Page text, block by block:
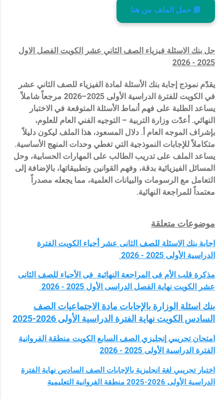
📘 حمل الملف من هنا
حل بنك الاسئلة فيزياء الصف الثاني عشر الكويت الفصل الاول
2025 - 2026
يقدّم نموذج إجابة بنك الأسئلة لمادة الفيزياء للصف الثاني عشر
في الكويت للفترة الدراسية الأولى 2025–2026 مرجعاً شاملاً
يساعد الطلبة على فهم أنماط الأسئلة المتوقعة في الاختبار
النهائي. أعدّت وزارة التربية – التوجيه الفني العام للعلوم،
بإشراف الموجه العام أ. دلال المسعود، هذا الملف ليكون دليلاً
متكاملاً للإجابات النموذجية التي تغطي وحدات المنهج الأساسية.
يساعد الملف على تدريب الطالب على المهارات الحسابية، وحل
المسائل الفيزيائية بدقة، وفهم القوانين وتطبيقاتها، بالإضافة إلى
التعامل مع الرسومات والبيانات العلمية، مما يجعله مصدراً
معتمداً للمراجعة النهائية.
موضوعات متعلقة
اجابة بنك الاسئلة للصف الثانى عشر أحياء الكويت الفترة
الدراسية الأولى 2025 - 2026
مذكرة قلب الأم فى المراجعة النهائية فى الأحياء للصف الثانى
عشر الكويت نهاية الفصل الدراسى الأول 2025 - 2026
بنك اسئلة الوزارة بالإجابات مادة الاجتماعيات الصف
السادس الكويت نهاية الفترة الدراسية الأولى 2026-2025
امتحان تجريبي إنجليزي الصف السابع الكويت منطقة الفروانية
الفترة الدراسية الأولى 2025 - 2026
اختبار تجريبي لغة انجليزية بالإجابات الصف السادس نهاية الفترة
الدراسية الأولى 2026-2025 منطقة الفروانية التعليمية